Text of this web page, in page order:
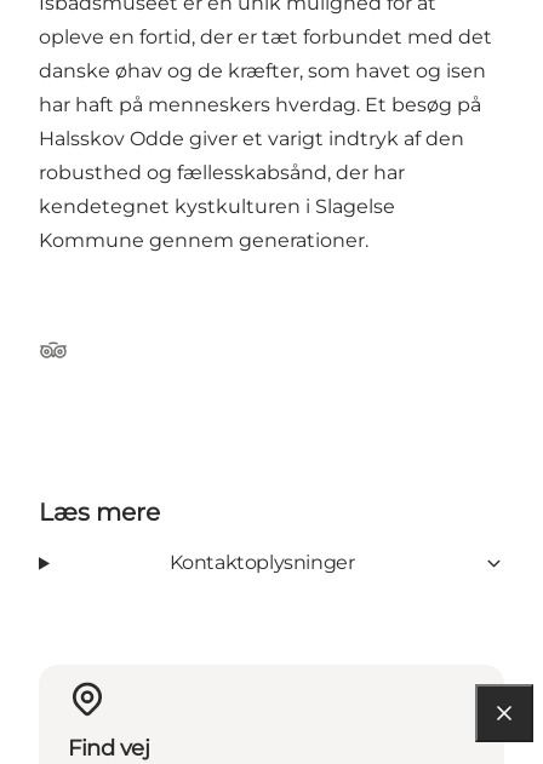
opleve en fortid, der er tæt forbundet med det
danske øhav og de kræfter, som havet og isen
har haft på menneskers hverdag. Et besøg på
Halsskov Odde giver et varigt indtryk af den
robusthed og fællesskabsånd, der har
kendetegnet kystkulturen i Slagelse
Kommune gennem generationer.
TripAdvisor
Læs mere
Kontaktoplysninger
Find vej